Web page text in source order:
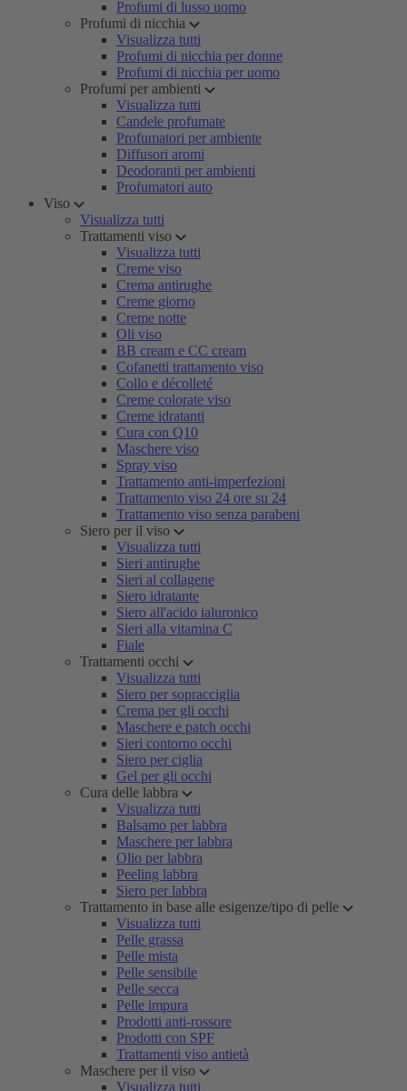
Profumi di lusso uomo
Profumi di nicchia
Visualizza tutti
Profumi di nicchia per donne
Profumi di nicchia per uomo
Profumi per ambienti
Visualizza tutti
Candele profumate
Profumatori per ambiente
Diffusori aromi
Deodoranti per ambienti
Profumatori auto
Viso
Visualizza tutti
Trattamenti viso
Visualizza tutti
Creme viso
Crema antirughe
Creme giorno
Creme notte
Oli viso
BB cream e CC cream
Cofanetti trattamento viso
Collo e décolleté
Creme colorate viso
Creme idratanti
Cura con Q10
Maschere viso
Spray viso
Trattamento anti-imperfezioni
Trattamento viso 24 ore su 24
Trattamento viso senza parabeni
Siero per il viso
Visualizza tutti
Sieri antirughe
Sieri al collagene
Siero idratante
Siero all'acido ialuronico
Sieri alla vitamina C
Fiale
Trattamenti occhi
Visualizza tutti
Siero per sopracciglia
Crema per gli occhi
Maschere e patch occhi
Sieri contorno occhi
Siero per ciglia
Gel per gli occhi
Cura delle labbra
Visualizza tutti
Balsamo per labbra
Maschere per labbra
Olio per labbra
Peeling labbra
Siero per labbra
Trattamento in base alle esigenze/tipo di pelle
Visualizza tutti
Pelle grassa
Pelle mista
Pelle sensibile
Pelle secca
Pelle impura
Prodotti anti-rossore
Prodotti con SPF
Trattamenti viso antietà
Maschere per il viso
Visualizza tutti